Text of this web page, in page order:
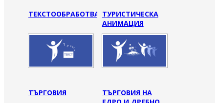
ТЕКСТООБРАБОТВАНЕТУРИСТИЧЕСКА
АНИМАЦИЯ
ТЪРГОВИЯ
ТЪРГОВИЯ НА